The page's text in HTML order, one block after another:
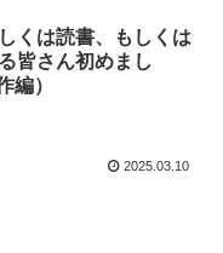
くは読書、もしくは
皆さん初めまし
編）
2025.03.10